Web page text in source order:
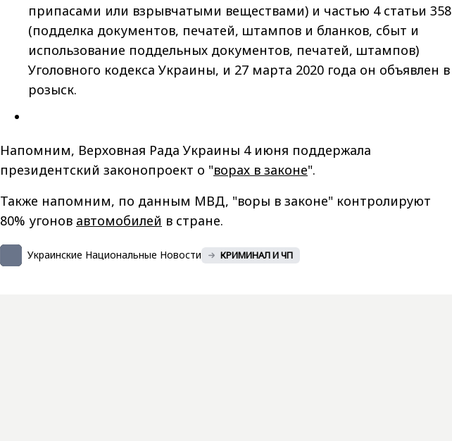
припасами или взрывчатыми веществами) и частью 4 статьи 358
(подделка документов, печатей, штампов и бланков, сбыт и
использование поддельных документов, печатей, штампов)
Уголовного кодекса Украины, и 27 марта 2020 года он объявлен в
розыск.
Напомним, Верховная Рада Украины 4 июня поддержала
президентский законопроект о "ворах в законе".
Также напомним, по данным МВД, "воры в законе" контролируют
80% угонов автомобилей в стране.
Украинские Национальные Новости КРИМИНАЛ И ЧП